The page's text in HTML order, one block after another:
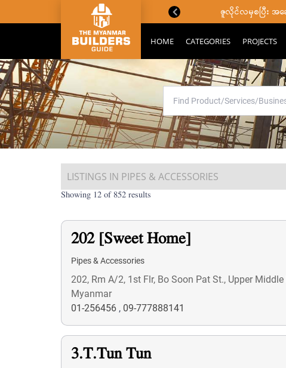
ဇူလိုင်လမှစပြီး အ
HOME CATEGORIES PROJECTS
LISTINGS IN PIPES & ACCESSORIES
Showing 12 of 852 results
202 [Sweet Home]
Pipes & Accessories
202, Rm A/2, 1st Flr, Bo Soon Pat St., Upper
Myanmar
01-256456 , 09-777888141
3.T.Tun Tun